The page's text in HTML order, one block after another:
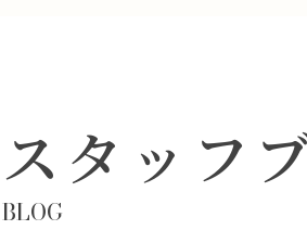
スタッフ
BLOG